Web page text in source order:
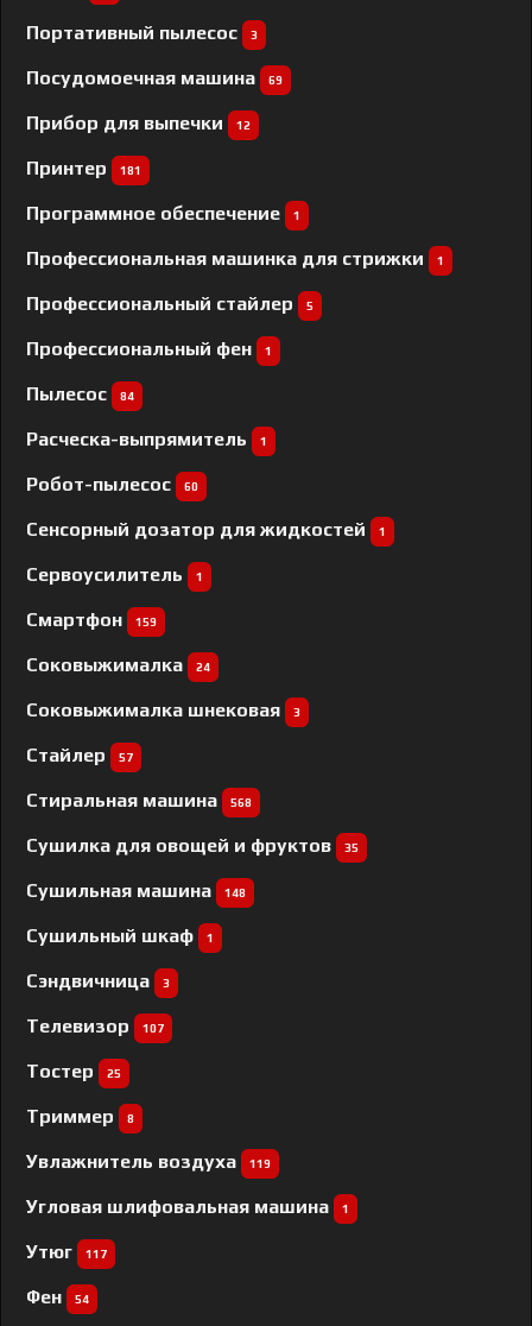
Портативный пылесос 3
Посудомоечная машина 69
Прибор для выпечки 12
Принтер 181
Программное обеспечение 1
Профессиональная машинка для стрижки 1
Профессиональный cтайлер 5
Профессиональный фен 1
Пылесос 84
Расческа-выпрямитель 1
Робот-пылесос 60
Сенсорный дозатор для жидкостей 1
Сервоусилитель 1
Смартфон 159
Соковыжималка 24
Соковыжималка шнековая 3
Стайлер 57
Стиральная машина 568
Сушилка для овощей и фруктов 35
Сушильная машина 148
Сушильный шкаф 1
Сэндвичница 3
Телевизор 107
Тостер 25
Триммер 8
Увлажнитель воздуха 119
Угловая шлифовальная машина 1
Утюг 117
Фен 54